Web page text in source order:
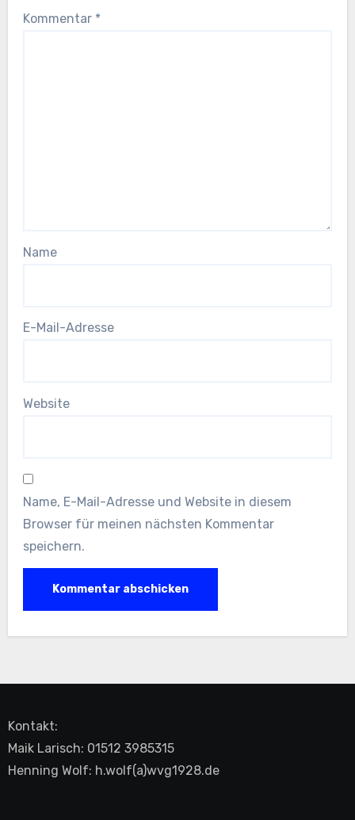
Kommentar *
Name
E-Mail-Adresse
Website
Name, E-Mail-Adresse und Website in diesem
Browser für meinen nächsten Kommentar
speichern.
Kontakt:
Maik Larisch: 01512 3985315
Henning Wolf: h.wolf(a)wvg1928.de